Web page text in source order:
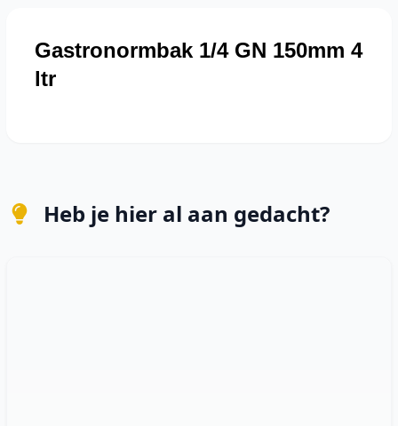
Gastronormbak 1/4 GN 150mm 4
ltr
Heb je hier al aan gedacht?